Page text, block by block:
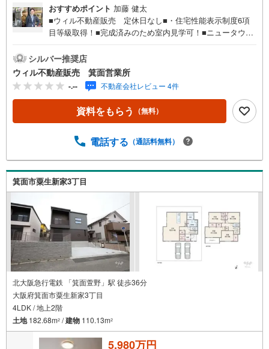
おすすめポイント 加藤 健太
■ウィル不動産販売 定休日なし■・住宅性能表示制度6項
目等級取得！■完成済みのため室内見学可！■ニュータウン
適アクセス！■敷地面積約35坪！ゆとりある敷地！■設計住
宅性能評価書取得済・建設住宅性能評価書取得予定！■全2
区画の分譲地！■2026年5月築！間取りは4LDK！お部屋数
多めでファミリーにもおすすめ！■車2台駐車可能！（車種
による）■全居室2面採光以上！各所に窓多めのプラン！■1
階に水回り集中！家事動線良好！■2階にウォークスルーク
校』徒歩5分！通学も安心！■『箕面東公園』徒歩2分！公
しております。ご利用ください。■キッズスペースもござい
ます。小さなお子様がいらっしゃるご家庭もお気軽にご来
場ください！【営業日】定休日はございません。火曜日・
シルバー推奨店
ウィル不動産販売 箕面営業所
-.-- 不動産会社レビュー 4件
資料をもらう （無料）
電話する （通話料無料）
箕面市粟生新家3丁目
北大阪急行電鉄 「箕面萱野」駅 徒歩36分
大阪府箕面市粟生新家3丁目
4LDK / 地上2階
土地182.68m2 /建物 110.13m2
5,980万円